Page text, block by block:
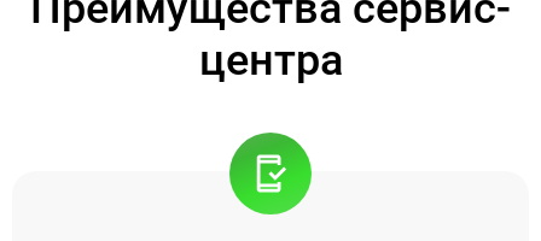
центра